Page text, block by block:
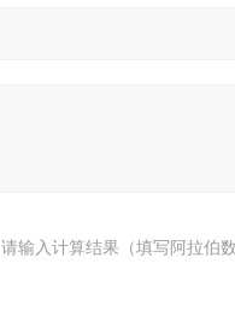
请输入计算结果（填写阿拉伯